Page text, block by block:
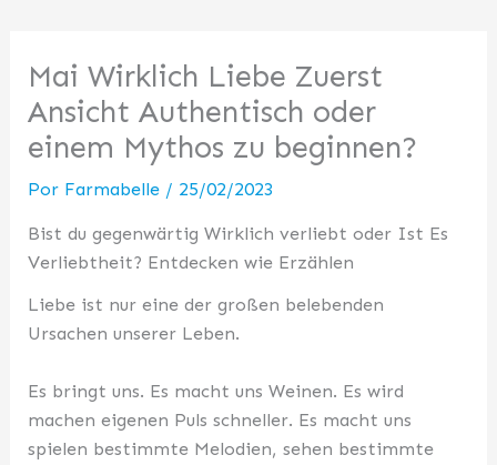
Mai Wirklich Liebe Zuerst
Ansicht Authentisch oder
einem Mythos zu beginnen?
Por Farmabelle / 25/02/2023
Bist du gegenwärtig Wirklich verliebt oder Ist Es
Verliebtheit? Entdecken wie Erzählen
Liebe ist nur eine der großen belebenden
Ursachen unserer Leben.
Es bringt uns. Es macht uns Weinen. Es wird
machen eigenen Puls schneller. Es macht uns
spielen bestimmte Melodien, sehen bestimmte